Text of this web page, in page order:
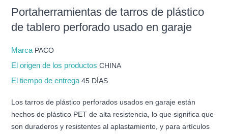
Portaherramientas de tarros de plástico
de tablero perforado usado en garaje
Marca PACO
El origen de los productosCHINA
El tiempo de entrega45 DÍAS
Los tarros de plástico perforados usados ​​en garaje están
hechos de plástico PET de alta resistencia, lo que significa que
son duraderos y resistentes al aplastamiento, y para artículos